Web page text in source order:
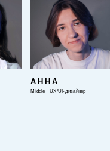
АННА
Middle+ UX/UI-дизайнер